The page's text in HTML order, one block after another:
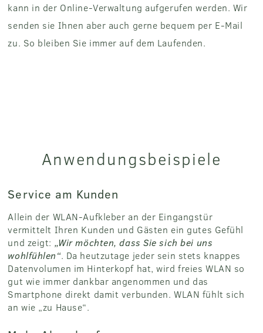
kann in der Online-Verwaltung aufgerufen werden. Wir
senden sie Ihnen aber auch gerne bequem per E-Mail
zu. So bleiben Sie immer auf dem Laufenden.
Anwendungsbeispiele
Service am Kunden
Allein der WLAN-Aufkleber an der Eingangstür
vermittelt Ihren Kunden und Gästen ein gutes Gefühl
und zeigt: „Wir möchten, dass Sie sich bei uns
wohlfühlen“. Da heutzutage jeder sein stets knappes
Datenvolumen im Hinterkopf hat, wird freies WLAN so
gut wie immer dankbar angenommen und das
Smartphone direkt damit verbunden. WLAN fühlt sich
an wie „zu Hause“.